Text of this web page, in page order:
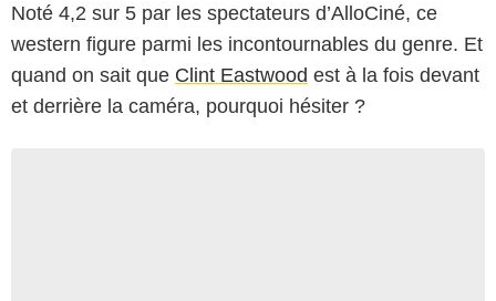
Noté 4,2 sur 5 par les spectateurs d’AlloCiné, ce
western figure parmi les incontournables du genre. Et
quand on sait que Clint Eastwood est à la fois devant
et derrière la caméra, pourquoi hésiter ?